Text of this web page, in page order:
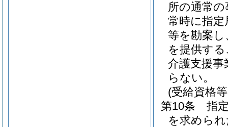
所の通常
常時に指
等を勘案し
を提供す
介護支援
らない。
(受給資格
第10条
指
を求めら